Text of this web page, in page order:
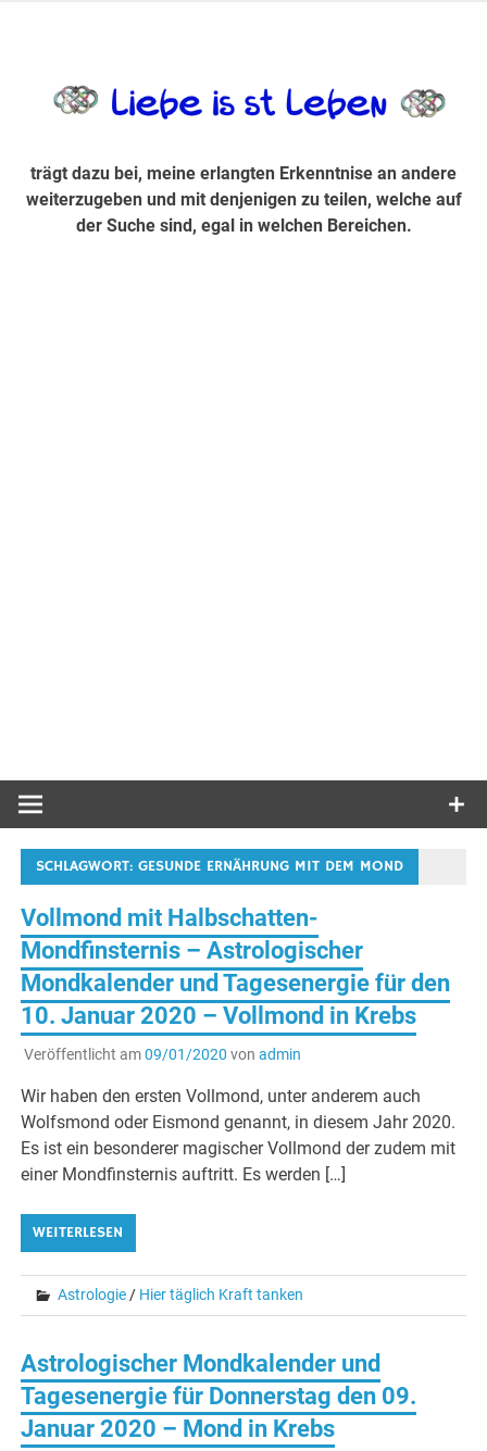
Suche sind, egal in welchen Bereichen.
trägt dazu bei, meine erlangten Erkenntnise an andere
weiterzugeben und mit denjenigen zu teilen, welche auf
der Suche sind, egal in welchen Bereichen.
SCHLAGWORT:GESUNDE ERNÄHRUNG MIT DEM MOND
Vollmond mit Halbschatten-
Mondfinsternis – Astrologischer
Mondkalender und Tagesenergie für den
10. Januar 2020 – Vollmond in Krebs
Veröffentlicht am09/01/2020 von admin
Wir haben den ersten Vollmond, unter anderem auch
Wolfsmond oder Eismond genannt, in diesem Jahr 2020.
Es ist ein besonderer magischer Vollmond der zudem mit
einer Mondfinsternis auftritt. Es werden […]
WEITERLESEN
Astrologie/ Hier täglich Kraft tanken
Astrologischer Mondkalender und
Tagesenergie für Donnerstag den 09.
Januar 2020 – Mond in Krebs